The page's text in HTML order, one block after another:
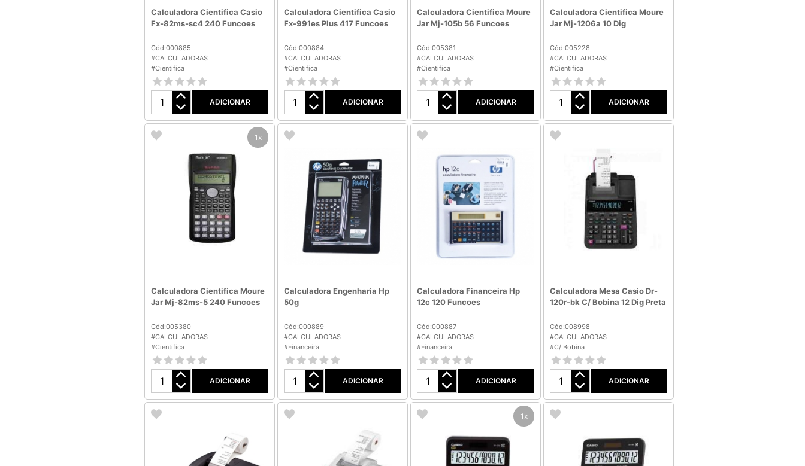
Calculadora Cientifica Casio
Fx-82ms-sc4 240 Funcoes
Cód:000885
#CALCULADORAS
#Cientifica
ADICIONAR
Calculadora Cientifica Casio
Fx-991es Plus 417 Funcoes
Cód:000884
#CALCULADORAS
#Cientifica
ADICIONAR
Calculadora Cientifica Moure
Jar Mj-105b 56 Funcoes
Cód:005381
#CALCULADORAS
#Cientifica
ADICIONAR
Calculadora Cientifica Moure
Jar Mj-1206a 10 Dig
Cód:005228
#CALCULADORAS
#Cientifica
ADICIONAR
1x
Calculadora Cientifica Moure
Jar Mj-82ms-5 240 Funcoes
Cód:005380
#CALCULADORAS
#Cientifica
ADICIONAR
Calculadora Engenharia Hp
50g
Cód:000889
#CALCULADORAS
#Financeira
ADICIONAR
Calculadora Financeira Hp
12c 120 Funcoes
Cód:000887
#CALCULADORAS
#Financeira
ADICIONAR
Calculadora Mesa Casio Dr-
120r-bk C/ Bobina 12 Dig Preta
Cód:008998
#CALCULADORAS
#C/ Bobina
ADICIONAR
1x